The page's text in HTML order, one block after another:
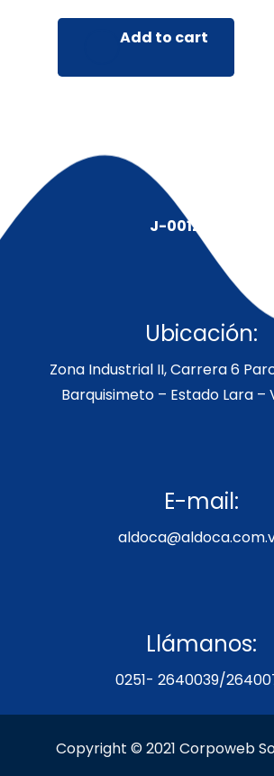
Add to cart
J-00128491-5
Ubicación:
Zona Industrial II, Carrera 6
Barquisimeto – Estado Lara –
E-mail:
Llámanos:
0251- 2640039/
Copyright © 2021 Corpoweb